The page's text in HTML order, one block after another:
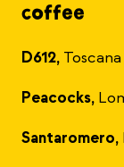
coffee
D612,
Peacocks,
Santaromero,